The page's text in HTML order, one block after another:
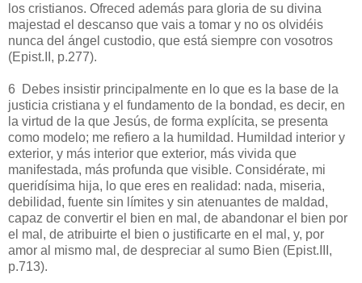
los cristianos. Ofreced además para gloria de su divina
majestad el descanso que vais a tomar y no os olvidéis
nunca del ángel custodio, que está siempre con vosotros
(Epist.II, p.277).
6 Debes insistir principalmente en lo que es la base de la
justicia cristiana y el fundamento de la bondad, es decir, en
la virtud de la que Jesús, de forma explícita, se presenta
como modelo; me refiero a la humildad. Humildad interior y
exterior, y más interior que exterior, más vivida que
manifestada, más profunda que visible. Considérate, mi
queridísima hija, lo que eres en realidad: nada, miseria,
debilidad, fuente sin límites y sin atenuantes de maldad,
capaz de convertir el bien en mal, de abandonar el bien por
el mal, de atribuirte el bien o justificarte en el mal, y, por
amor al mismo mal, de despreciar al sumo Bien (Epist.III,
p.713).